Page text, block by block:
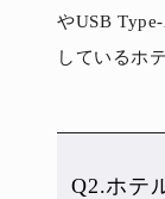
やUSB
しているホ
Q2.ホテ